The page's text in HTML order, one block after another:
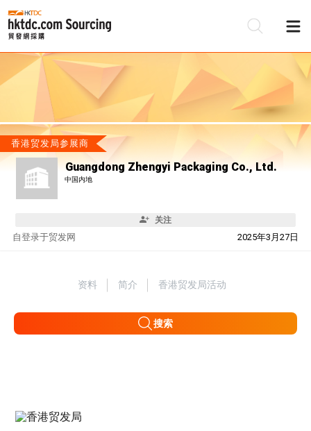
香港贸发局参展商
Guangdong Zhengyi Packaging Co., Ltd.
中国内地
关注
自 2025年3月27日
登录于贸发网
资料 简介 香港贸发局活动
搜索